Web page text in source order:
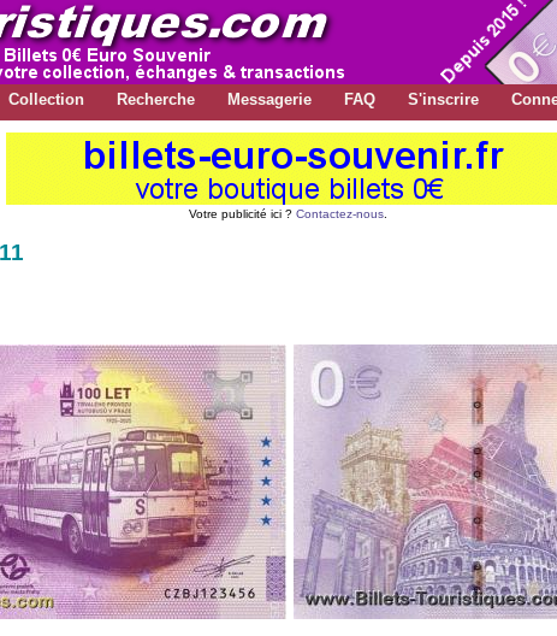
Collection Recherche Messagerie FAQ S'inscrire
Votre publicité ici ? Contactez-nous.